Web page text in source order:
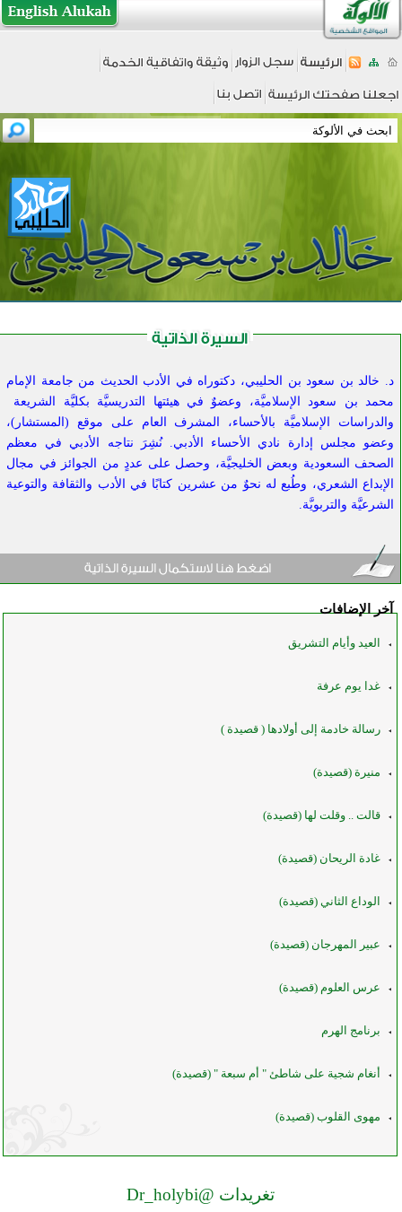
د. خالد بن سعود بن الحليبي، دكتوراه في الأدب الحديث من جامعة الإمام
محمد بن سعود الإسلاميَّة، وعضوٌ في هيئتها التدريسيَّة بكليَّة الشريعة
والدراسات الإسلاميَّة بالأحساء، المشرف العام على موقع (المستشار)،
وعضو مجلس إدارة نادي الأحساء الأدبي. نُشِرَ نتاجه الأدبي
في معظم
الصحف السعودية وبعض الخليجيَّة، وحصل على عددٍ من الجوائز في مجال
الإبداع الشعري، وطُبع له نحوٌ من عشرين كتابًا في الأدب والثقافة والتوعية
الشرعيَّة والتربويَّة.
آخر الإضافات
العيد وأيام التشريق
غدا يوم عرفة
رسالة خادمة إلى أولادها ( قصيدة )
منيرة (قصيدة)
قالت .. وقلت لها (قصيدة)
غادة الريحان (قصيدة)
الوداع الثاني (قصيدة)
عبير المهرجان (قصيدة)
عرس العلوم (قصيدة)
برنامج الهرم
أنغام شجية على شاطئ " أم سبعة " (قصيدة)
مهوى القلوب (قصيدة)
تغريدات @Dr_holybi